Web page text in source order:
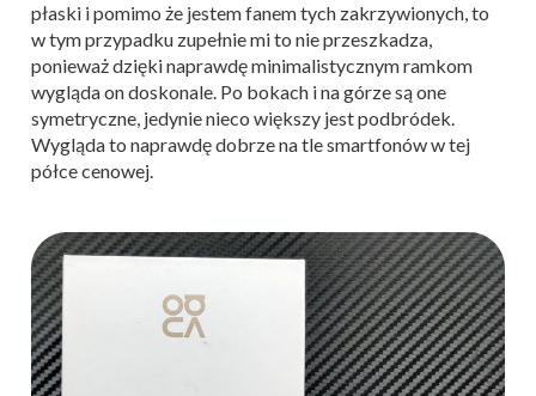
płaski i pomimo że jestem fanem tych zakrzywionych, to
w tym przypadku zupełnie mi to nie przeszkadza,
ponieważ dzięki naprawdę minimalistycznym ramkom
wygląda on doskonale. Po bokach i na górze są one
symetryczne, jedynie nieco większy jest podbródek.
Wygląda to naprawdę dobrze na tle smartfonów w tej
półce cenowej.